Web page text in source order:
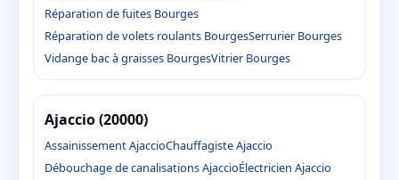
Réparation de fuites Bourges
Réparation de volets roulants BourgesSerrurier Bourges
Vidange bac à graisses BourgesVitrier Bourges
Ajaccio (20000)
Assainissement AjaccioChauffagiste Ajaccio
Débouchage de canalisations AjaccioÉlectricien Ajaccio